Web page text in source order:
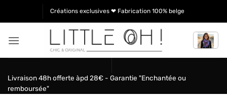
Créations exclusives ❤ Fabrication 100% belge
Livraison 48h offerte àpd 28€ - Garantie "Enchantée ou
remboursée"